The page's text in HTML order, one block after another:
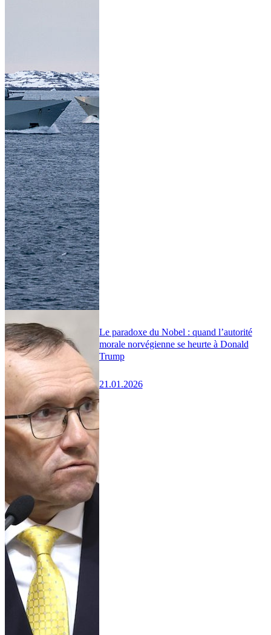
Le paradoxe du Nobel : quand l’autorité
morale norvégienne se heurte à Donald
Trump
21.01.2026